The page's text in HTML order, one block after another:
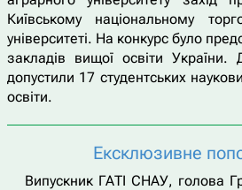
Київському національному
університеті. На конкурс було
закладів вищої освіти
допустили 17 студентських
освіти.
Ексклюзивне
Випускник ГАТІ СНАУ, голова